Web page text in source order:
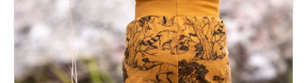
p
i
s
p